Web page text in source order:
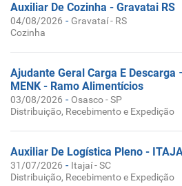
Auxiliar De Cozinha - Gravatai RS
04/08/2026 - Gravataí - RS
Cozinha
Ajudante Geral Carga E Descarga
MENK - Ramo Alimentícios
03/08/2026 - Osasco - SP
Distribuição, Recebimento e Expedição
Auxiliar De Logística Pleno -
31/07/2026 - Itajaí - SC
Distribuição, Recebimento e Expedição